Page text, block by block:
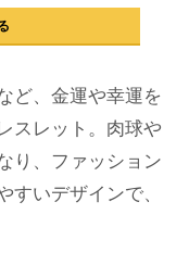
ど、金運や幸運を
スレット。肉球
り、ファッション
いデザインで、